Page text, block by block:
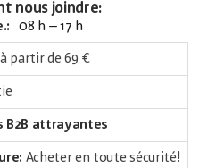
nous joindre:
08 h – 17 h
à partir de 69 €
B2B attrayantes
Acheter en toute sécurité!